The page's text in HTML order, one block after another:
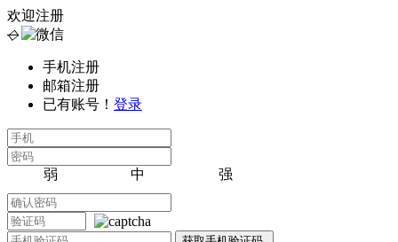
欢迎注册
◇
手机注册
邮箱注册
已有账号！ 登录
弱 中 强